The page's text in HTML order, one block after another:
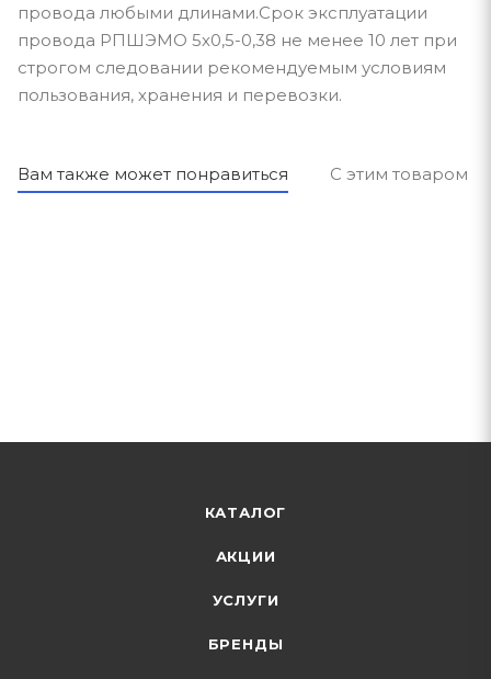
провода любыми длинами.Срок эксплуатации
провода РПШЭМО 5х0,5-0,38 не менее 10 лет при
строгом следовании рекомендуемым условиям
пользования, хранения и перевозки.
Вам также может понравиться С этим товаром
КАТАЛОГ
АКЦИИ
УСЛУГИ
БРЕНДЫ